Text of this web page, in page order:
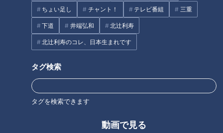
ちょい足し チャント！ テレビ番組 三重
下道 井端弘和 北辻利寿
北辻利寿のコレ、日本生まれです
タグ検索
タグを検索できます
動画で見る
オススメ関連コンテンツ
38年ぶり新人でOP戦16イニン
は柳裕也